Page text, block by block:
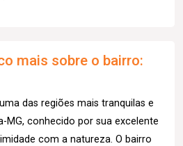
mais sobre o bairro:
das regiões mais tranquilas e
MG, conhecido por sua excelente
com a natureza. O bairro